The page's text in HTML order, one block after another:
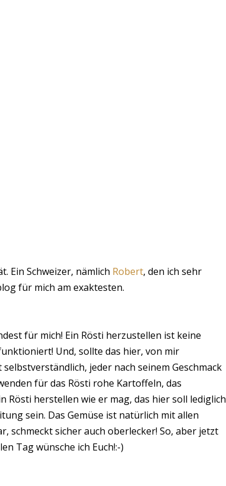
Ein Schweizer, nämlich Robert, den ich sehr
für mich am exaktesten.
für mich! Ein Rösti herzustellen ist keine
Und, sollte das hier, von mir
jeder nach seinem Geschmack
für das Rösti rohe Kartoffeln, das
Rösti herstellen wie er mag, das hier soll lediglich
sein. Das Gemüse ist natürlich mit allen
schmeckt sicher auch oberlecker! So, aber jetzt
Tag wünsche ich Euch!:-)